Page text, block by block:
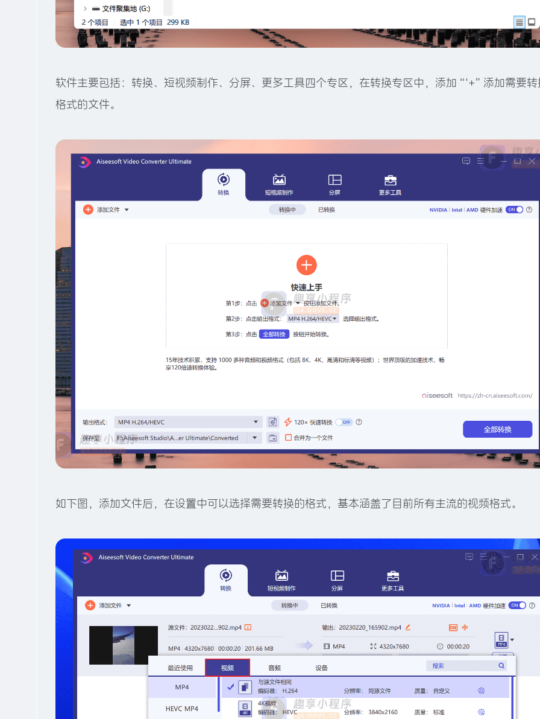
软件主要包括：转换、短视频制作、分屏、更多工具四个专区，在转换专区中，添加“‘+”添加需要转
格式的文件。
如下图，添加文件后，在设置中可以选择需要转换的格式，基本涵盖了目前所有主流的视频格式。